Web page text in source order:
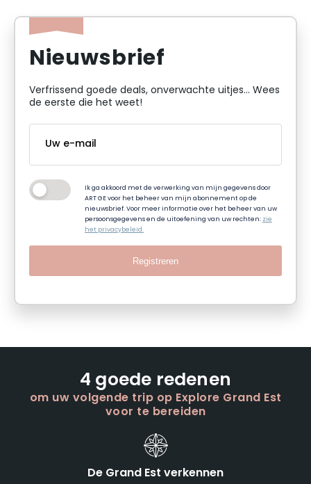
Nieuwsbrief
Verfrissend goede deals, onverwachte uitjes... Wees
de eerste die het weet!
Ik ga akkoord met de verwerking van mijn gegevens door
ART GE voor het beheer van mijn abonnement op de
nieuwsbrief. Voor meer informatie over het beheer van uw
persoonsgegevens en de uitoefening van uw rechten:zie
het privacybeleid.
Registreren
4 goede redenen
om uw volgende trip op Explore Grand Est
voor te bereiden
De Grand Est verkennen